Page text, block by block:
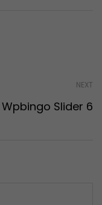
NEXT
Wpbingo Slider 6